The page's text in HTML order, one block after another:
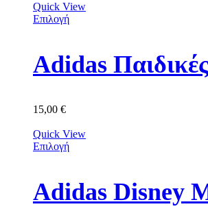
Quick View
Επιλογή
Adidas
15,00 €
Quick View
Επιλογή
Adidas Disney